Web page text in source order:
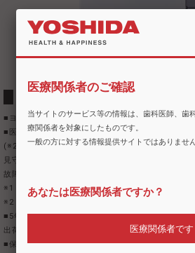
EN13060に準拠したクラスB
■ヨーロッパ規格EN13060に準拠した、クラスB
■医院のネットワーク環境を利用し(※1)、オン
(※2)
見守りシステムにより、アラート発生時は対応
故障を未然に防ぐとともに、トラブルに迅速対応
※1：Wi-Fi用USBドングルが、1つ製品に同梱され
※2：Rinato遠隔サポート用回線使用料が別途発生
■5年間使用または4,000回使用で、オーバーホー
出荷後、4年）
■保証期間は納品日から2年です。
医療関係者のご確認
当サイトのサービス等の情報は、歯科医師、歯
療関係者を対象にしたものです。
一般の方に対する情報提供サイトではありません
あなたは医療関係者ですか？
医療関係者です